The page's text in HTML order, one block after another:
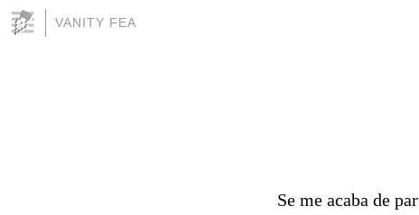
VANITY FEA
Se me acaba de